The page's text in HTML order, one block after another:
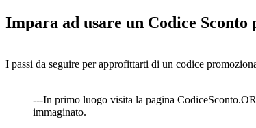
Impara ad usare un Codice
I passi da seguire per approfittarti di un codice
---In primo luogo visita la pagina
immaginato.